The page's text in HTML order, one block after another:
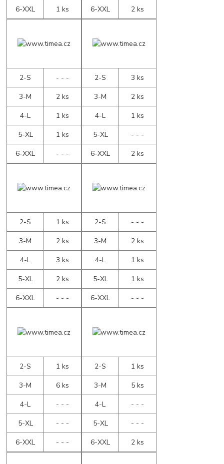
6-XXL
1 ks
6-XXL
2 ks
2-S
- - -
3-M
2 ks
4-L
1 ks
5-XL
1 ks
6-XXL
- - -
2-S
3 ks
3-M
2 ks
4-L
1 ks
5-XL
- - -
6-XXL
2 ks
2-S
1 ks
3-M
2 ks
4-L
3 ks
5-XL
2 ks
6-XXL
- - -
2-S
- - -
3-M
2 ks
4-L
1 ks
5-XL
1 ks
6-XXL
- - -
2-S
1 ks
3-M
6 ks
4-L
- - -
5-XL
- - -
6-XXL
- - -
2-S
1 ks
3-M
5 ks
4-L
- - -
5-XL
- - -
6-XXL
2 ks